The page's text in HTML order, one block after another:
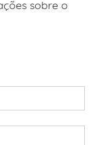
sobre o